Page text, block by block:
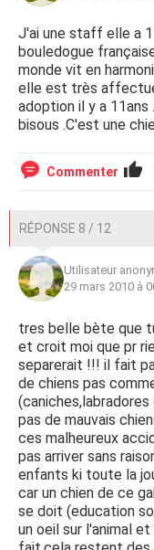
J'ai une staff elle a
bouledogue
monde vit en
elle est très
adoption il y a
bisous .C'est une
Commenter
RÉPONSE 8 / 12
Utilisateur
29 mars 2010 à
tres belle bète que
et croit moi que pr
separerait !!! il fait
de chiens pas
pas de mauvais
ces malheureux
pas arriver sans
enfants ki toute la
car un chien de ce
se doit (education
un oeil sur l'animal